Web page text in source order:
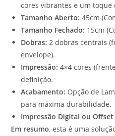
cores vibrantes e um toque
Tamanho Aberto: 45cm
Tamanho Fechado: 15cm
Dobras: 2 dobras centrais
envelope).
Impressão: 4×4 cores
definição.
Acabamento: Opção de
para máxima durabilidade.
Impressão Digital ou Offset
Em resumo, esta é uma